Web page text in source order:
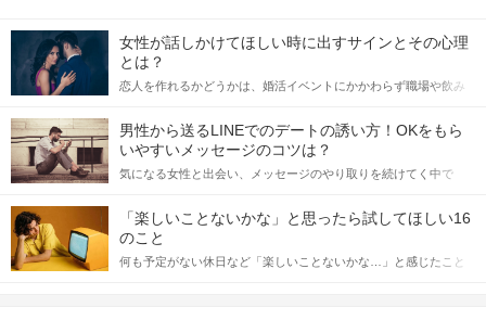
女性が話しかけてほしい時に出すサインとその心理
とは？
恋人を作れるかどうかは、婚活イベントにかかわらず職場や飲み
てアプローチできるかにも左右されます。 これから恋人作りを本
格的に始めようとしている方は、女性が異性を求めて出すサイン
をしっかりと理解し、正しい行動に移せるかどうかが重要。 この
記事では、女性が話しかけて欲しい時に出すサインとその心理を
合にどのような行動に繋げるべきかをご紹介していきます。
男性から送るLINEでのデートの誘い方！OKをもら
いやすいメッセージのコツは？
気になる女性と出会い、メッセージのやり取りを続けてく中で
しかし、中には「どう誘ったらいいの？」とお困りの男性もいら
っしゃるのではないでしょうか。 そこで今回は、男性から女性へ
送るLINEでのデートの誘い方のコツをご紹介します。例文も混じ
えながら解説するので、ぜひ参考にしてください。
「楽しいことないかな」と思ったら試してほしい16
のこと
何も予定がない休日など「楽しいことないかな…」と感じたこと